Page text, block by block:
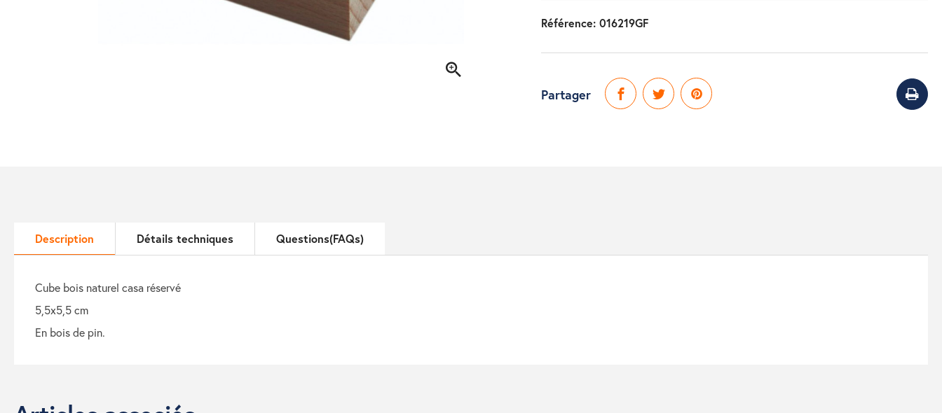
Référence:016219GF
Partager
Description Détails techniques Questions(FAQs)
cube bois naturel casa réservé
5,5x5,5 cm
en bois de pin.